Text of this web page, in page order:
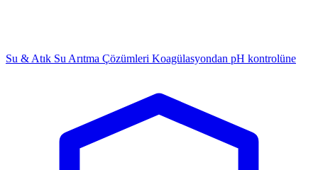
Su & Atık Su Arıtma Çözümleri Koagülasyondan pH kontrolüne